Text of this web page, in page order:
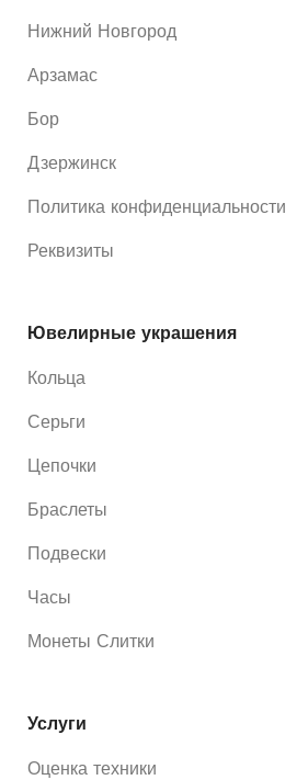
Нижний Новгород
Арзамас
Бор
Дзержинск
Политика конфиденциальности
Реквизиты
Ювелирные украшения
Кольца
Серьги
Цепочки
Браслеты
Подвески
Часы
Монеты Слитки
Услуги
Оценка техники